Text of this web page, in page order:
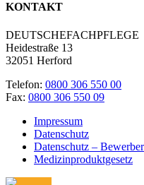
KONTAKT
DEUTSCHEFACHPFLEGE
Heidestraße 13
32051 Herford
Telefon: 0800 306 550 00
Fax: 0800 306 550 09
Impressum
Datenschutz
Datenschutz – Bewerber
Medizinproduktgesetz